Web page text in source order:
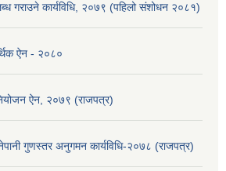
गराउने कार्यविधि, २०७९ (पहिलो संशोधन २०८१)
ऐन - २०८०
ऐन, २०७९ (राजपत्र)
गुणस्तर अनुगमन कार्यविधि-२०७८ (राजपत्र)